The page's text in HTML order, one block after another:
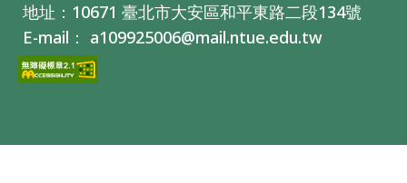
地址：10671 臺北市大安區和平東路二段134號
E-mail： a109925006@mail.ntue.edu.tw